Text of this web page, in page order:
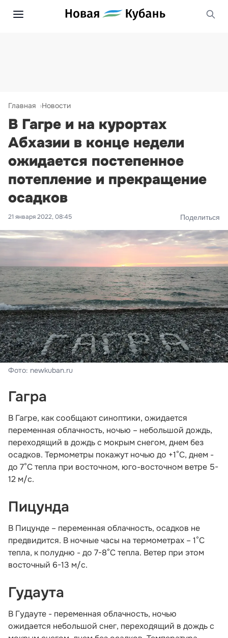
Главная Новости
В Гагре и на курортах
Абхазии в конце недели
ожидается постепенное
потепление и прекращение
осадков
21 января 2022, 08:45 Поделиться
Фото: newkuban.ru
Гагра
В Гагре, как сообщают синоптики, ожидается
переменная облачность, ночью – небольшой дождь,
переходящий в дождь с мокрым снегом, днем без
осадков. Термометры покажут ночью до +1°С, днем -
до 7°С тепла при восточном, юго-восточном ветре 5-
12 м/с.
Пицунда
В Пицунде – переменная облачность, осадков не
предвидится. В ночные часы на термометрах – 1°С
тепла, к полудню - до 7-8°С тепла. Ветер при этом
восточный 6-13 м/с.
Гудаута
В Гудауте - переменная облачность, ночью
ожидается небольшой снег, переходящий в дождь с